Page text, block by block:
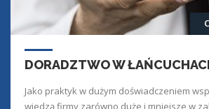
DORADZTWO W
Jako praktyk w dużym doświadczeniem
wiedzą firmy zarówno duże i mniejsze w